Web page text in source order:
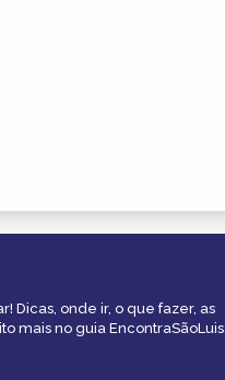
Dicas, onde ir, o que fazer, as
mais no guia EncontraSãoLuis.